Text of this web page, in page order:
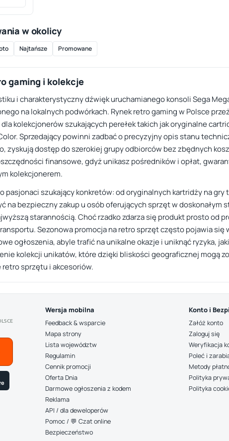
w okolicy
Najtańsze Promowane
gaming i kolekcje
i charakterystyczny dźwięk uruchamianego konsoli Sega
na lokalnych podwórkach. Rynek retro gaming w Polsce
kolekcjonerów szukających perełek takich jak oryginalne
Sprzedający powinni zadbać o precyzyjny opis stanu
zyskują dostęp do szerokiej grupy odbiorców bez zbędnych
finansowe, gdyż unikasz pośredników i opłat,
kolekcjonerem.
pasjonaci szukający konkretów: od oryginalnych kartridży na
na bezpieczny zakup u osób oferujących sprzęt w
starannością. Choć rzadko zdarza się produkt prosto od
Sezonowa promocja na retro sprzęt często pojawia się
ogłoszenia, abyle trafić na unikalne okazje i uniknąć ryzyka,
kolekcji unikatów, które dzięki bliskości geograficznej mogą
retro sprzętu i akcesoriów.
Wersja mobilna
Feedback & wsparcie
Mapa strony
Lista województw
Regulamin
Cennik promocji
Oferta Dnia
Darmowe ogłoszenia z kodem
Reklama
API / dla deweloperów
Pomoc / 💬 Czat online
Bezpieczeństwo
Konto i
Załóż konto
Zaloguj się
Weryfikacja
Poleć i
Metody
Polityka
Polityka